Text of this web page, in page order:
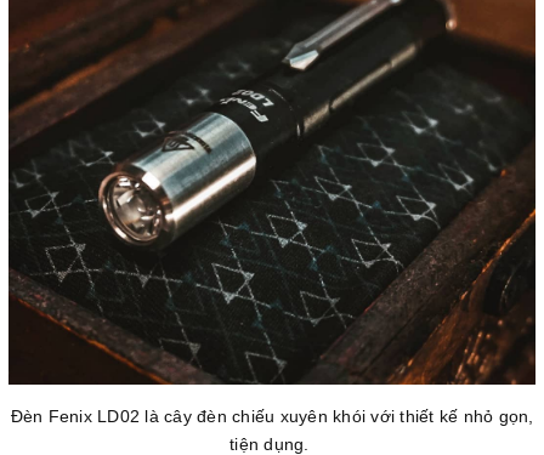
Đèn Fenix LD02 là cây đèn chiếu xuyên khói với thiết kế nhỏ gọn,
tiện dụng.